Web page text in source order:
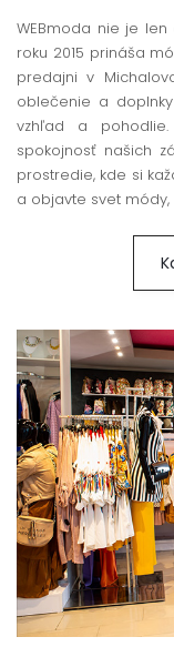
WEBmoda nie je
roku 2015 prináša
predajni v
oblečenie a
vzhľad a
spokojnosť našich
prostredie, kde si
a objavte svet módy,